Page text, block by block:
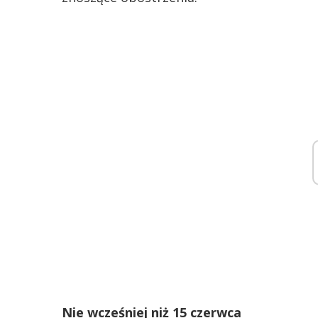
Nie wcześniej niż 15 czerwca